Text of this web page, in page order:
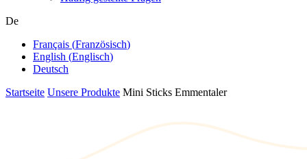
De
Français (Französisch)
English (Englisch)
Deutsch
Startseite Unsere Produkte Mini Sticks Emmentaler